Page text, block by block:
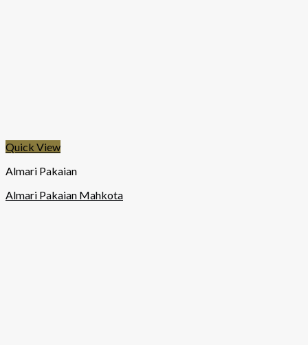
Quick View
Almari Pakaian
Almari Pakaian Mahkota